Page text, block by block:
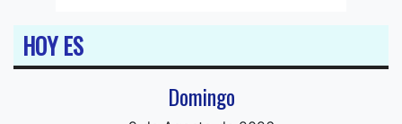
HOY ES
Domingo